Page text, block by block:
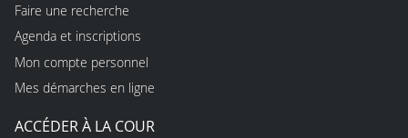
Faire une recherche
Agenda et inscriptions
Mon compte personnel
Mes démarches en ligne
ACCÉDER À LA COUR